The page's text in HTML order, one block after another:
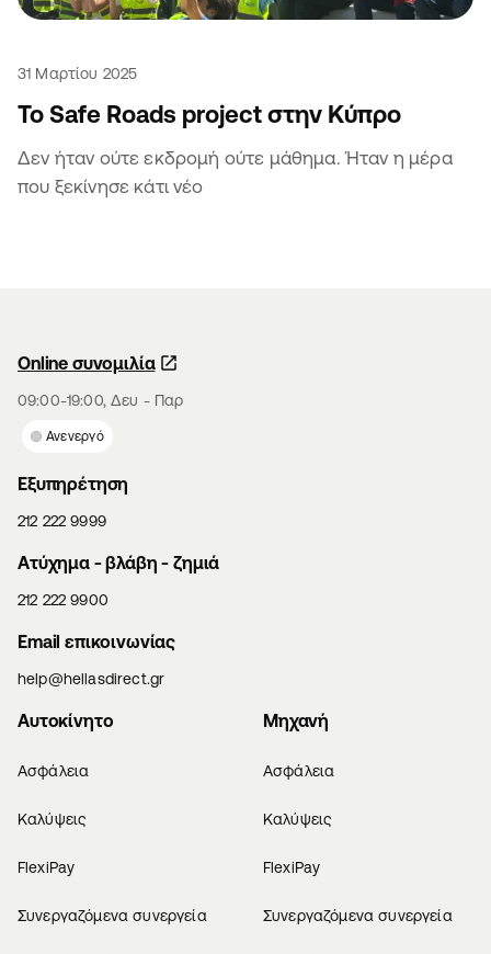
31 Μαρτίου 2025
Το Safe Roads project στην Κύπρο
Δεν ήταν ούτε εκδρομή ούτε μάθημα. Ήταν η μέρα
που ξεκίνησε κάτι νέο
Online συνομιλία
09:00-19:00, Δευ - Παρ
Ανενεργό
Εξυπηρέτηση
212 222 9999
Aτύχημα - βλάβη - ζημιά
212 222 9900
Email επικοινωνίας
help@hellasdirect.gr
Αυτοκίνητο
Ασφάλεια
Καλύψεις
FlexiPay
Συνεργαζόμενα συνεργεία
Μηχανή
Ασφάλεια
Καλύψεις
FlexiPay
Συνεργαζόμενα συνεργεία